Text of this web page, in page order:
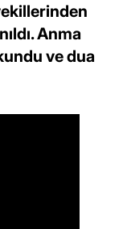
Anma
ve dua